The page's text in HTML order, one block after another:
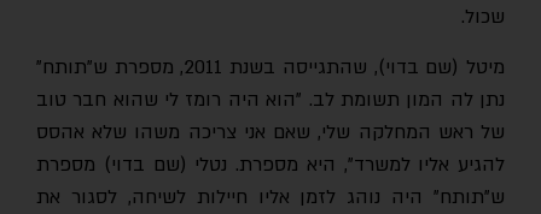
שכול.
מיטל (שם בדוי), שהתגייסה בשנת 2011, מספרת ש"תותח"
נתן לה המון תשומת לב. "הוא היה רומז לי שהוא חבר טוב
של ראש המחלקה שלי, שאם אני צריכה משהו שלא אהסס
להגיע אליו למשרד", היא מספרת. נטלי (שם בדוי) מספרת
ש"תותח" היה נוהג לזמן אליו חיילות לשיחה, לסגור את